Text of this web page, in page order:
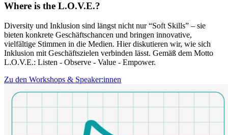
Where is the L.O.V.E.?
Diversity und Inklusion sind längst nicht nur “Soft Skills” – sie
bieten konkrete Geschäftschancen und bringen innovative,
vielfältige Stimmen in die Medien. Hier diskutieren wir, wie sich
Inklusion mit Geschäftszielen verbinden lässt. Gemäß dem Motto
L.O.V.E.: Listen - Observe - Value - Empower.
Zu den Workshops & Speaker:innen